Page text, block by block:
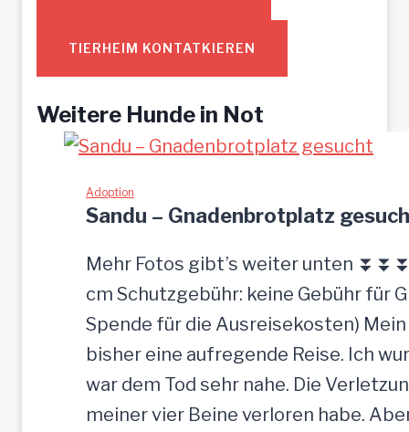
TIERHEIM KONTATKIEREN
Weitere Hunde in Not
Adoption
Sandu – Gnadenbrotplatz
Mehr Fotos gibt’s weiter unten
cm Schutzgebühr: keine Gebühr für
Spende für die Ausreisekosten)
bisher eine aufregende Reise. Ich
war dem Tod sehr nahe. Die
meiner vier Beine verloren habe.